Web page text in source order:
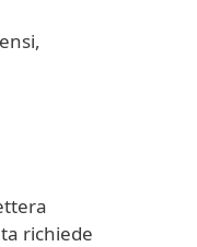
richiede